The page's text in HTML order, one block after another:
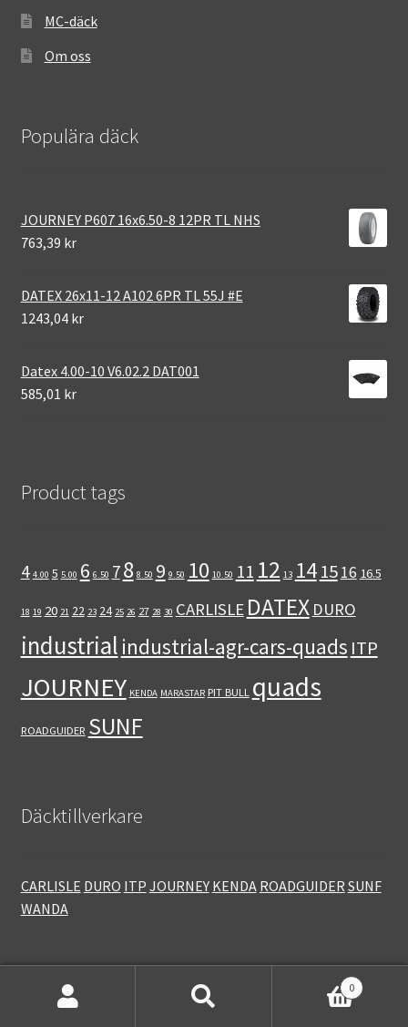
MC-däck
Om oss
Populära däck
JOURNEY P607 16x6.50-8 12PR TL NHS
763,39 kr
DATEX 26x11-12 A102 6PR TL 55J #E
1243,04 kr
Datex 4.00-10 V6.02.2 DAT001
585,01 kr
Product tags
4 4.00 5 5.00 6 6.50 78 8.50 9 9.50 10 10.50 11 12 13 14 1516 16.5
18 19 20 21 22 23 24 25 26 27 28 30 CARLISLE DATEX DURO
industrial industrial-agr-cars-quads ITP
JOURNEY KENDA MARASTAR PIT BULL quads
ROADGUIDER SUNF
Däcktillverkare
CARLISLE DURO ITP JOURNEY KENDA ROADGUIDER SUNF
WANDA
0